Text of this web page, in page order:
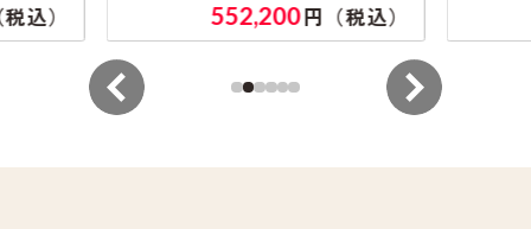
込） 552,200円（税込）